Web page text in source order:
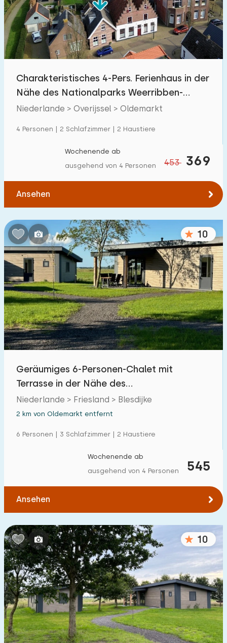
Schwimmbad 21
Eingezäunter Garten 10
Haustierfrei 28
Ladestation Auto
€ 0 — € 1000+
Schlafzimmern:
1 2 3 4
Badezimmer:
1 2 3 4 5
Entfernungen
Von Oldemarkt(max. km):
1 2 5 10 20
Zu öffentlichen Verkehrsmitteln(max. km) :
0,2 0,5 1 2 5
Unterkunft
Charakteristisches 4-Pers. Ferienhaus in der
Nähe des Nationalparks Weerribben-
Wieden
Niederlande > Overijssel > Oldemarkt
4 Personen | 2 Schlafzimmer | 2 Haustiere
453 369
Wochenende ab
ausgehend von 4 Personen
Ansehen
10
Geräumiges 6-Personen-Chalet mit
Terrasse in der Nähe des
Naturschutzgebietes Weerribben
Niederlande > Friesland > Blesdijke
2 km von Oldemarkt entfernt
6 Personen | 3 Schlafzimmer | 2 Haustiere
545
Wochenende ab
ausgehend von 4 Personen
Ansehen
10